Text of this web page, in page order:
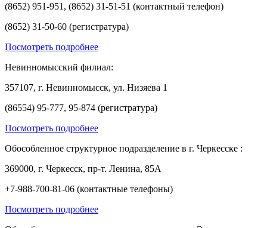
(8652) 951-951, (8652) 31-51-51 (контактный телефон)
(8652) 31-50-60 (регистратура)
Посмотреть подробнее
Невинномысский филиал:
357107, г. Невинномысск, ул. Низяева 1
(86554) 95-777, 95-874 (регистратура)
Посмотреть подробнее
Обособленное структурное подразделение в г. Черкесске :
369000, г. Черкесск, пр-т. Ленина, 85А
+7-988-700-81-06 (контактные телефоны)
Посмотреть подробнее